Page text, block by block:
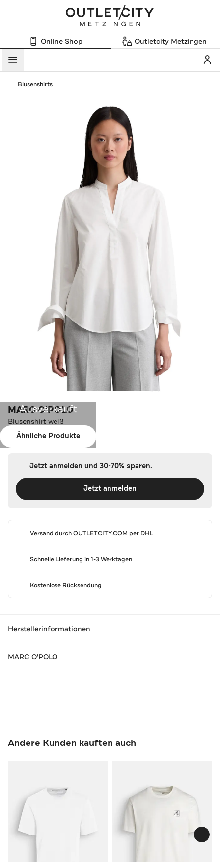
Online Shop Outletcity Metzingen
Menü
Blusenshirts
Ausverkauft
Ähnliche Produkte
MARC O'POLO
Blusenshirt weiß
Farbe:weiß
Jetzt anmelden und 30-70% sparen.
Jetzt anmelden
Versand durchOUTLETCITY.COM per DHL
Schnelle Lieferung in 1-3 Werktagen
Kostenlose Rücksendung
Herstellerinformationen
MARC O'POLO
Andere Kunden kauften auch